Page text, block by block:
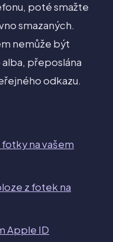
poté smažte
smazaných.
nemůže být
přeposlána
odkazu.
na vašem
z fotek na
Apple ID